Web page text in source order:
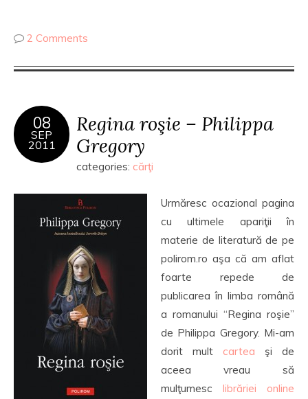
2 Comments
08
SEP
2011
Regina roşie – Philippa
Gregory
categories: cărţi
Urmăresc ocazional pagina
cu ultimele apariţii în
materie de literatură de pe
polirom.ro aşa că am aflat
foarte repede de
publicarea în limba română
a romanului “Regina roşie”
de Philippa Gregory. Mi-am
dorit mult cartea şi de
aceea vreau să
mulţumesc librăriei online